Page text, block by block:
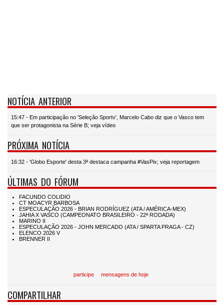
NOTÍCIA ANTERIOR
15:47 - Em participação no 'Seleção Sportv', Marcelo Cabo diz que o Vasco tem
que ser protagonista na Série B; veja vídeo
PRÓXIMA NOTÍCIA
16:32 - 'Globo Esporte' desta 3ª destaca campanha #VasPix; veja reportagem
ÚLTIMAS DO FÓRUM
participe mensagens de hoje
COMPARTILHAR